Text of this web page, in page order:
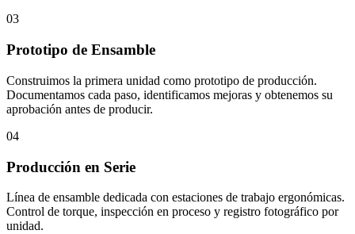
03
Prototipo de Ensamble
Construimos la primera unidad como prototipo de producción.
Documentamos cada paso, identificamos mejoras y obtenemos su
aprobación antes de producir.
04
Producción en Serie
Línea de ensamble dedicada con estaciones de trabajo ergonómicas.
Control de torque, inspección en proceso y registro fotográfico por
unidad.